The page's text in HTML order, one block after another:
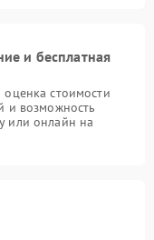
и бесплатная
оценка стоимости
и возможность
или онлайн на